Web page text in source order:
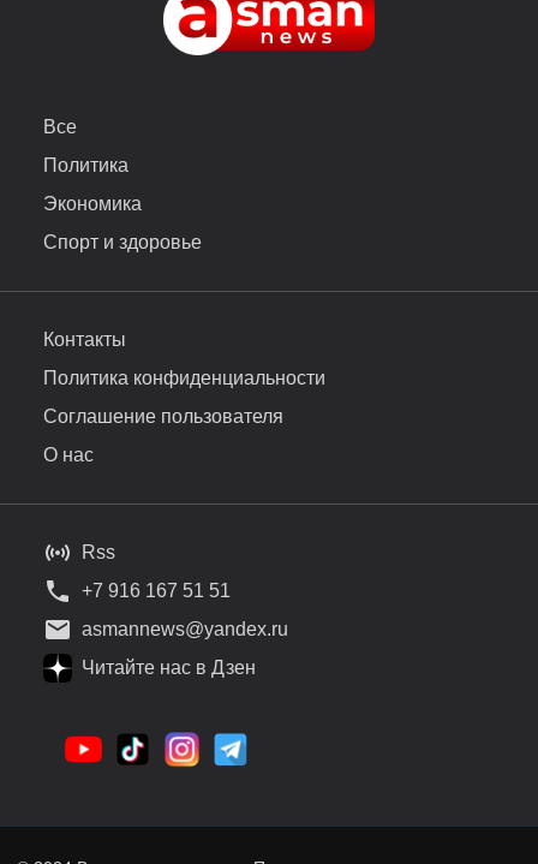
Все
Политика
Экономика
Спорт и здоровье
Контакты
Политика конфиденциальности
Соглашение пользователя
О нас
Rss
+7 916 167 51 51
asmannews@yandex.ru
Читайте нас в Дзен